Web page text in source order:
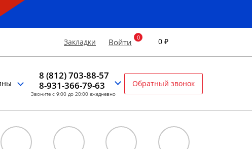
Закладки Войти 0 ₽
8 (812) 703-88-57
8-931-366-79-63
Звоните с 9:00 до 20:00 ежедневно
Обратный звонок